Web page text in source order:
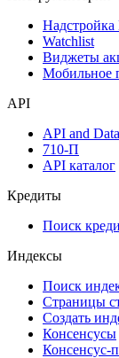
Календарь
Инструментарий
Надстройка
Мобильное
API
API and Data
API каталог
Кредиты
Поиск
Индексы
Поиск